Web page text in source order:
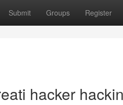
Submit Groups Register
hacker